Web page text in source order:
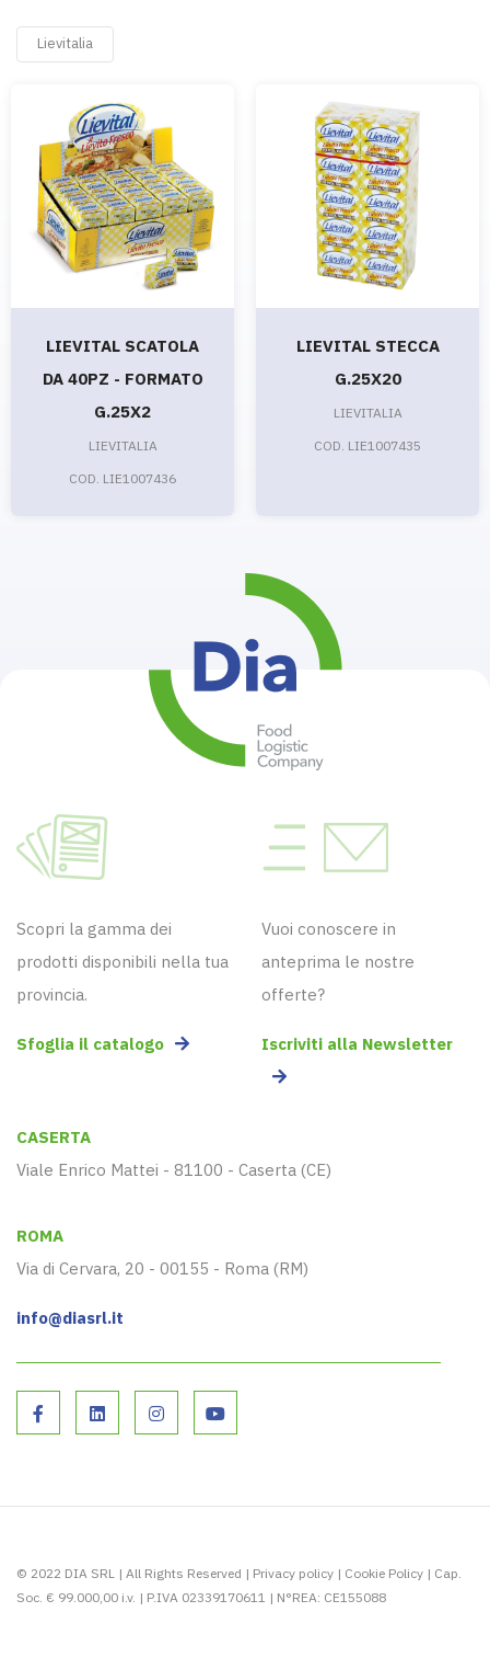
Lievitalia
LIEVITAL SCATOLA
DA 40PZ - FORMATO
G.25X2
LIEVITALIA
COD. LIE1007436
LIEVITAL STECCA
G.25X20
LIEVITALIA
COD. LIE1007435
Scopri la gamma dei
prodotti disponibili nella tua
provincia.
Sfoglia il catalogo
Vuoi conoscere in
anteprima le nostre
offerte?
Iscriviti alla Newsletter
CASERTA
Viale Enrico Mattei - 81100 - Caserta (CE)
ROMA
Via di Cervara, 20 - 00155 - Roma (RM)
info@diasrl.it
© 2022 DIA SRL | All Rights Reserved | Privacy policy | Cookie Policy | Cap.
Soc. € 99.000,00 i.v. | P.IVA 02339170611 | N°REA: CE155088